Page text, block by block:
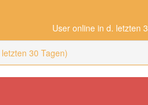
User online in d. letzten
30 Tagen)